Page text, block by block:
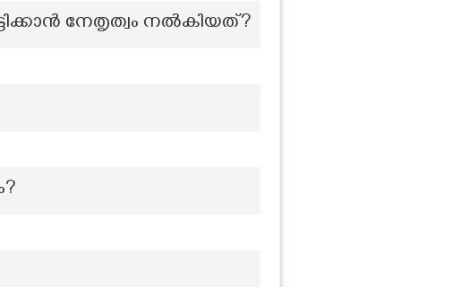
നേതൃത്വം നൽകിയത്?